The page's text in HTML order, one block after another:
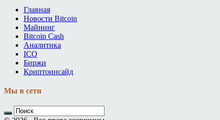
Главная
Новости Bitcoin
Майнинг
Bitcoin Cash
Аналитика
ICO
Биржи
Криптоинсайд
Мы в сети